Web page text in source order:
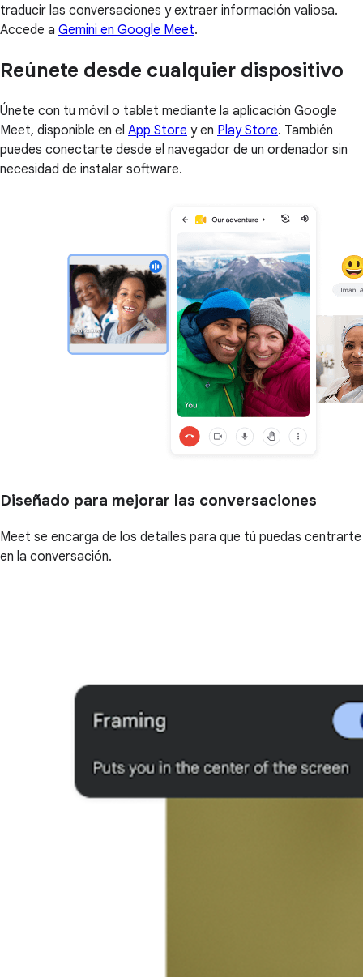
traducir las conversaciones y extraer información valiosa.
Accede a Gemini en Google Meet.
Reúnete desde cualquier dispositivo
Únete con tu móvil o tablet mediante la aplicación Google
Meet, disponible en el App Store y en Play Store. También
puedes conectarte desde el navegador de un ordenador sin
necesidad de instalar software.
Diseñado para mejorar las conversaciones
Meet se encarga de los detalles para que tú puedas centrarte
en la conversación.